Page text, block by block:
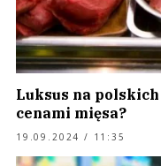
Luksus na polskich
cenami mięsa?
19.09.2024 / 11:35